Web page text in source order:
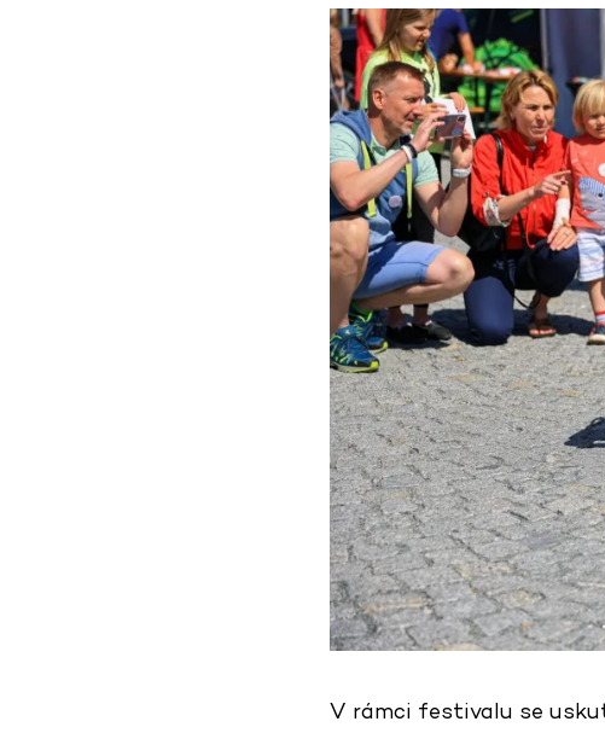
V rámci festivalu se